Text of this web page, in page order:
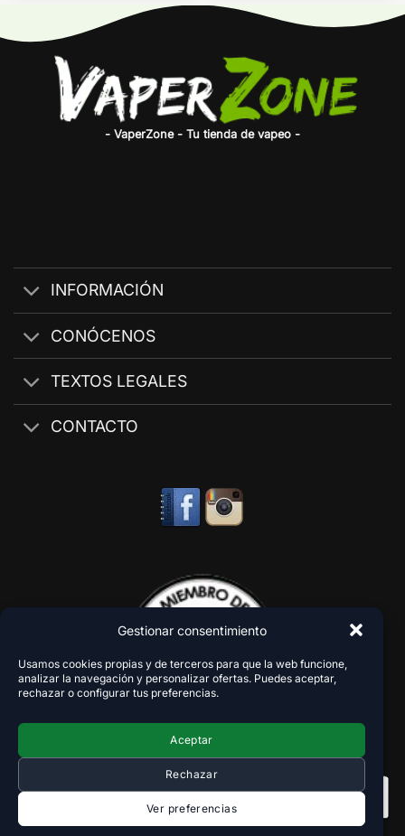
Gestionar consentimiento
Usamos cookies propias y de terceros para que la web funcione,
analizar la navegación y personalizar ofertas. Puedes aceptar,
rechazar o configurar tus preferencias.
Aceptar
Rechazar
Ver preferencias
- VaperZone - Tu tienda de vapeo -
INFORMACIÓN
CONÓCENOS
TEXTOS LEGALES
CONTACTO